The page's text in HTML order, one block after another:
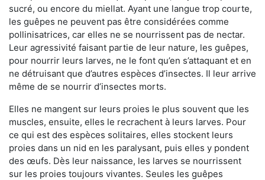
sucré, ou encore du miellat. Ayant une langue trop courte,
les guêpes ne peuvent pas être considérées comme
pollinisatrices, car elles ne se nourrissent pas de nectar.
Leur agressivité faisant partie de leur nature, les guêpes,
pour nourrir leurs larves, ne le font qu’en s’attaquant et en
ne détruisant que d’autres espèces d’insectes. Il leur arrive
même de se nourrir d’insectes morts.
Elles ne mangent sur leurs proies le plus souvent que les
muscles, ensuite, elles le recrachent à leurs larves. Pour
ce qui est des espèces solitaires, elles stockent leurs
proies dans un nid en les paralysant, puis elles y pondent
des œufs. Dès leur naissance, les larves se nourrissent
sur les proies toujours vivantes. Seules les guêpes